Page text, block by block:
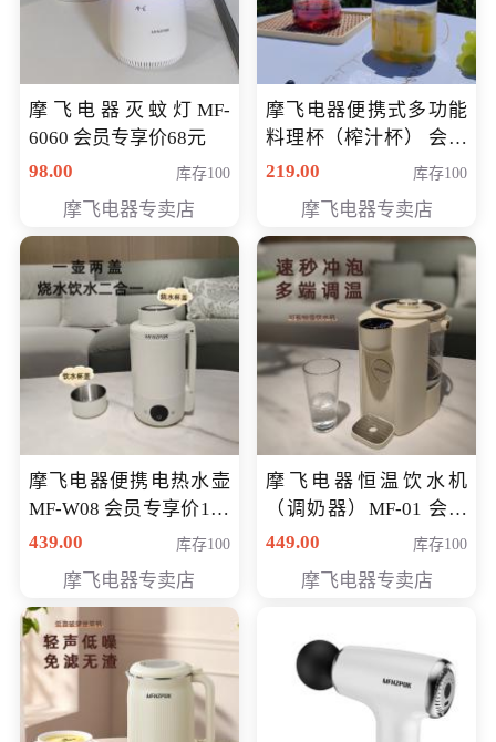
摩飞电器灭蚊灯MF-
6060 会员专享价68元
98.00
库存100
摩飞电器专卖店
摩飞电器便携式多功能
料理杯（榨汁杯） 会员
专享价118元
219.00 库存100
摩飞电器专卖店
摩飞电器便携电热水壶
MF-W08 会员专享价198
元
439.00 库存100
摩飞电器专卖店
摩飞电器恒温饮水机
（调奶器）MF-01 会员
专享价366元
449.00 库存100
摩飞电器专卖店